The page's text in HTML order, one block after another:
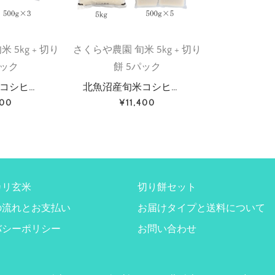
5kg + 切り
ク
シヒ…
さくらや農園 旬米 5kg + 切り
餅 5パック
北魚沼産旬米コシヒ…
¥11,400
玄米 切り餅セット
れとお支払い
お届けタイプと送料について
ーポリシー
お問い合わせ